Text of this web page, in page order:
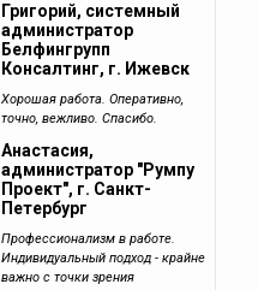
Григорий, системный
администратор
Белфингрупп
Консалтинг, г. Ижевск
Хорошая работа. Оперативно,
точно, вежливо. Спасибо.
Анастасия,
администратор "Румпу
Проект", г. Санкт-
Петербург
Профессионализм в работе.
Индивидуальный подход - крайне
важно с точки зрения